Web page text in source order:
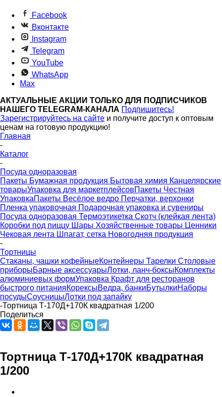
Facebook
Вконтакте
Instagram
Telegram
YouTube
WhatsApp
Max
АКТУАЛЬНЫЕ АКЦИИ ТОЛЬКО ДЛЯ ПОДПИСЧИКОВ
НАШЕГО TELEGRAM-КАНАЛА Подпишитесь!
Зарегистрируйтесь на сайте и получите доступ к оптовым
ценам на готовую продукцию!
Главная
-
Каталог
-
Посуда одноразовая
Пакеты Бумажная продукция Бытовая химия Канцелярские
товарыУпаковка для маркетплейсовПакеты Честная
УпаковкаПакеты Весёлое ведро Перчатки, верхонки
Пленка упаковочная Подарочная упаковка и сувениры
Посуда одноразовая Термоэтикетка Скотч (клейкая лента)
Коробки под пиццу Шары Хозяйственные товары Ценники
Чековая лента Шпагат, сетка Новогодняя продукция
-
Тортницы
Стаканы, чашки кофейныеКонтейнеры Тарелки Столовые
приборыБарные аксессуарыЛотки, ланч-боксыКомплекты
алюминиевых формУпаковка Крафт для ресторанов
быстрого питанияКорексыВедра, банкиБутылкиНаборы
посудыСоусницыЛотки под запайку
-Тортница Т-170Д+170К квадратная 1/200
Поделиться
Тортница Т-170Д+170К квадратная
1/200